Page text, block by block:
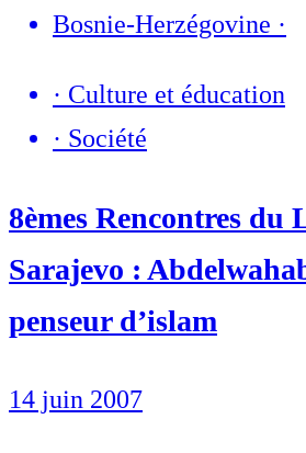
Bosnie-Herzégovine ·
· Culture et éducation
· Société
8èmes Rencontres du
Sarajevo :
penseur d’islam
14 juin 2007